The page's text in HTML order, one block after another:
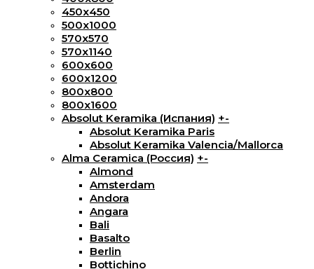
450х450
500х1000
570х570
570х1140
600х600
600х1200
800х800
800x1600
Absolut Keramika (Испания) +-
Absolut Keramika Paris
Absolut Keramika Valencia/Mallorca
Alma Ceramica (Россия) +-
Almond
Amsterdam
Andora
Angara
Bali
Basalto
Berlin
Bottichino